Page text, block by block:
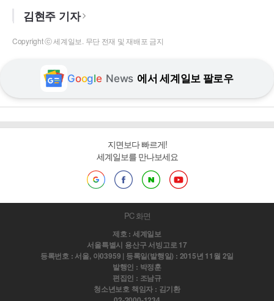
김현주 기자
Copyright ⓒ 세계일보. 무단 전재 및 재배포 금지
Google News 에서 세계일보 팔로우
지면보다 빠르게!
세계일보를 만나보세요
PC 화면
제호 : 세계일보
서울특별시 용산구 서빙고로 17
등록번호 : 서울, 아03959 | 등록일(발행일) : 2015년 11월 2일
발행인 : 박정훈
편집인 : 조남규
청소년보호 책임자 : 김기환